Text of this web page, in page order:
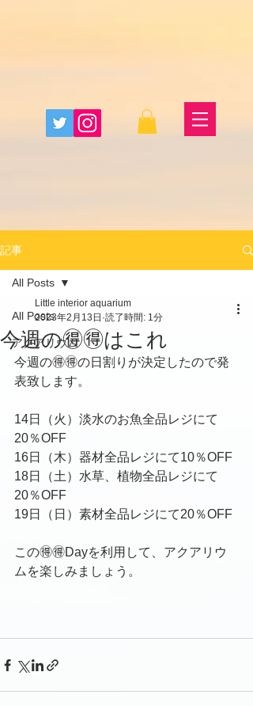
記事
All Posts
アクアリウム
All Posts
今週の🉐🉐はこれ
Little interior aquarium
2023年2月13日 読了時間: 1分
今週の🉐🉐の日割りが決定したので発
表致します。
14日（火）淡水のお魚全品レジにて
20％OFF
16日（木）器材全品レジにて10％OFF
18日（土）水草、植物全品レジにて
20％OFF
19日（日）素材全品レジにて20％OFF
この🉐🉐Dayを利用して、アクアリウ
ムを楽しみましょう。